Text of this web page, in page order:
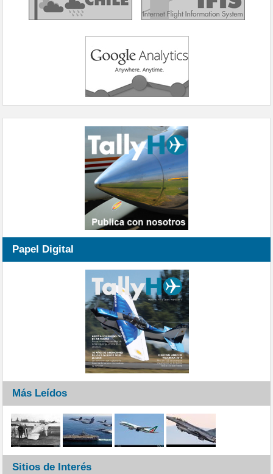
Papel Digital
Más Leídos
Sitios de Interés